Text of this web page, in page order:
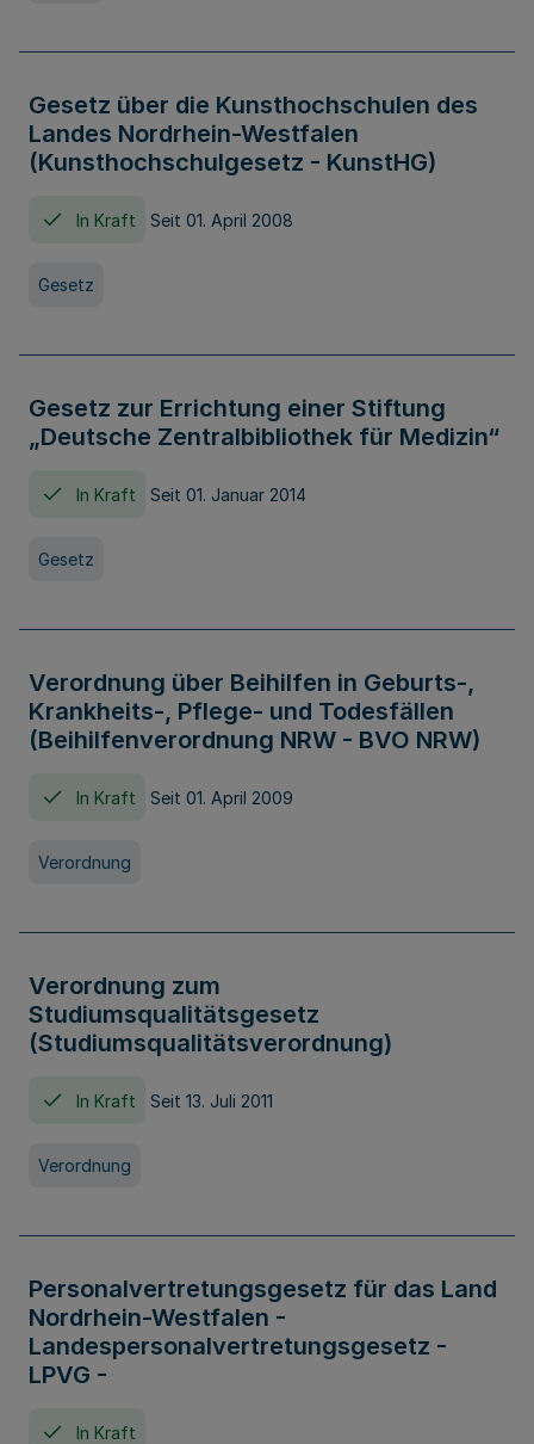
Gesetz über die Kunsthochschulen des
Landes Nordrhein-Westfalen
(Kunsthochschulgesetz - KunstHG)
In Kraft Seit 01. April 2008
Gesetz
Gesetz zur Errichtung einer Stiftung
„Deutsche Zentralbibliothek für Medizin“
In Kraft Seit 01. Januar 2014
Gesetz
Verordnung über Beihilfen in Geburts-,
Krankheits-, Pflege- und Todesfällen
(Beihilfenverordnung NRW - BVO NRW)
In Kraft Seit 01. April 2009
Verordnung
Verordnung zum
Studiumsqualitätsgesetz
(Studiumsqualitätsverordnung)
In Kraft Seit 13. Juli 2011
Verordnung
Personalvertretungsgesetz für das Land
Nordrhein-Westfalen -
Landespersonalvertretungsgesetz -
LPVG -
In Kraft